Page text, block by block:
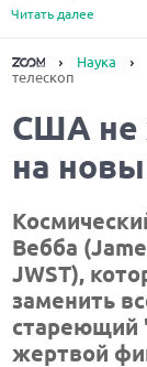
Читать далее
Наука
телескоп
США не
на
Вебба
JWST),
заменить
стареющий
жертвой